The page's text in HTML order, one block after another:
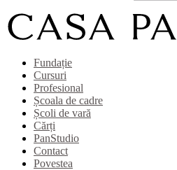
Fundație
Cursuri
Profesional
Școala de cadre
Școli de vară
Cărți
PanStudio
Contact
Povestea